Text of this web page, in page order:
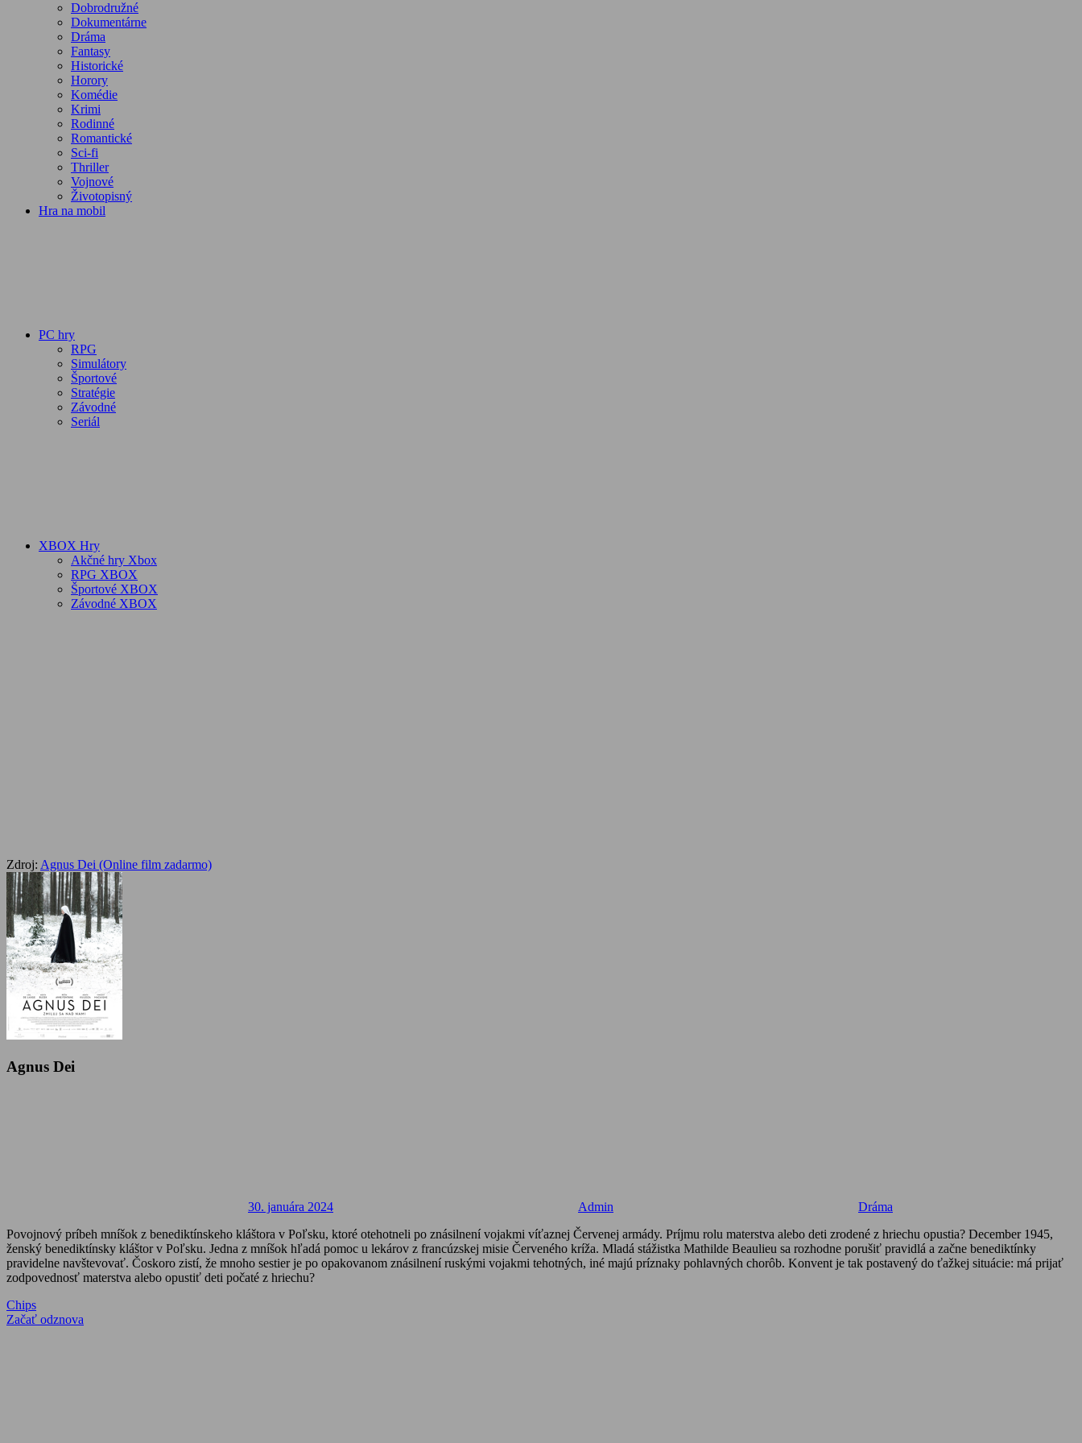
Dobrodružné
Dokumentárne
Dráma
Fantasy
Historické
Horory
Komédie
Krimi
Rodinné
Romantické
Sci-fi
Thriller
Vojnové
Životopisný
Hra na mobil
PC hry
RPG
Simulátory
Športové
Stratégie
Závodné
Seriál
XBOX Hry
Akčné hry Xbox
RPG XBOX
Športové XBOX
Závodné XBOX
Zdroj: Agnus Dei (Online film zadarmo)
Agnus Dei
30. januára 2024 Admin
Dráma
Povojnový príbeh mníšok z benediktínskeho kláštora v Poľsku, ktoré otehotneli po znásilnení vojakmi víťaznej Červenej armády. Príjmu rolu materstva alebo deti zrodené z hriechu opustia? December 1945,
ženský benediktínsky kláštor v Poľsku. Jedna z mníšok hľadá pomoc u lekárov z francúzskej misie Červeného kríža. Mladá stážistka Mathilde Beaulieu sa rozhodne porušiť pravidlá a začne benediktínky
pravidelne navštevovať. Čoskoro zistí, že mnoho sestier je po opakovanom znásilnení ruskými vojakmi tehotných, iné majú príznaky pohlavných chorôb. Konvent je tak postavený do ťažkej situácie: má prijať
zodpovednosť materstva alebo opustiť deti počaté z hriechu?
Navigácia
v
Previous
Post:
Chips
Next
Začať odznova